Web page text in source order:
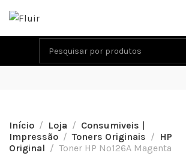
Início Loja
Consumiveis |
Impressão
Toners Originais
HP
Original
Toner HP Nº126A Magenta